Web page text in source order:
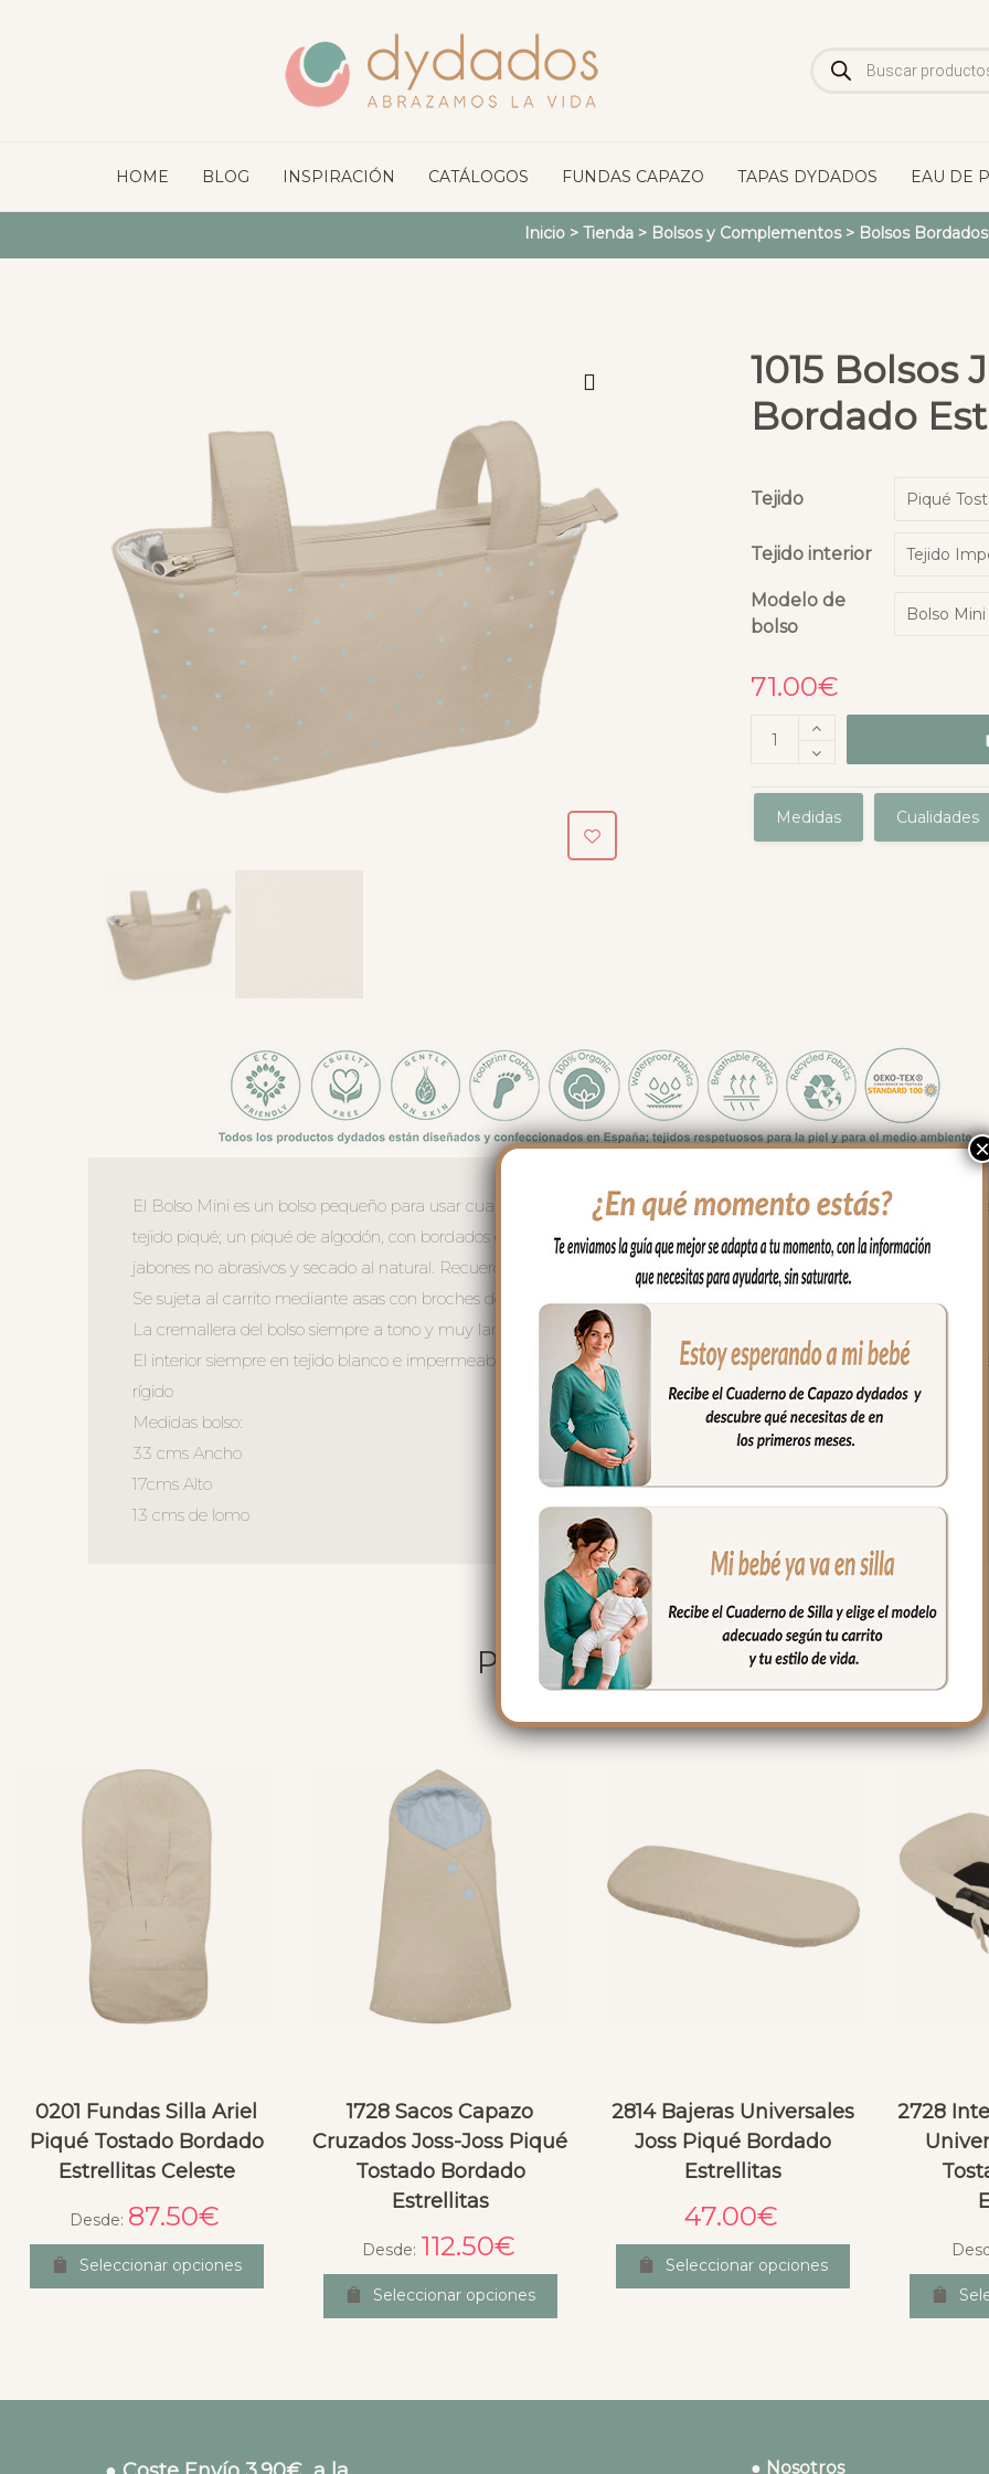
de
productos
HOME BLOG INSPIRACIÓN CATÁLOGOS FUNDAS CAPAZO TAPAS DYDADOS EAU DE
Inicio> Tienda> Bolsos y Complementos> Bolsos Bordados
1015 Bolsos
Bordado
Tejido
Tejido interior
Modelo de
bolso
71.00€
Medidas Cualidades
El Bolso Mini es un bolso pequeño para usar cuando ya necesitamos llevar pocas cositas de nuestro bebé. Todo el
tejido piqué; un piqué de algodón, con bordados en todo el delantero. Puedes lavar a mano o en lavadora,
jabones no abrasivos y secado al natural. Recuerda quitar el culete rígido antes de lavar.
Se sujeta al carrito mediante asas con broches de presión ocultos.
La cremallera del bolso siempre a tono y muy larga para tener un mejor acceso al interior del bolso.
El interior siempre en tejido blanco e impermeable con bolsillos en todos los laterales para poder llevar todo
rígido
Medidas bolso:
33 cms Ancho
17cms Alto
13 cms de lomo
PRODUCTOS RELACIONADOS
0201 Fundas Silla Ariel
Piqué Tostado Bordado
Estrellitas Celeste
Desde: 87.50€
Seleccionar opciones
1728 Sacos Capazo
Cruzados Joss-Joss Piqué
Tostado Bordado
Estrellitas
Desde: 112.50€
Seleccionar opciones
2814 Bajeras Universales
Joss Piqué Bordado
Estrellitas
47.00€
Seleccionar opciones
2728
● Nosotros
×